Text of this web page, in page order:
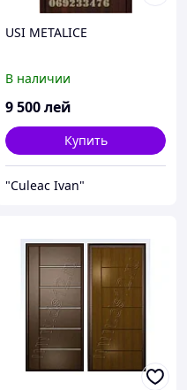
USI METALICE
В наличии
9 500лей
Купить
"Culeac Ivan"